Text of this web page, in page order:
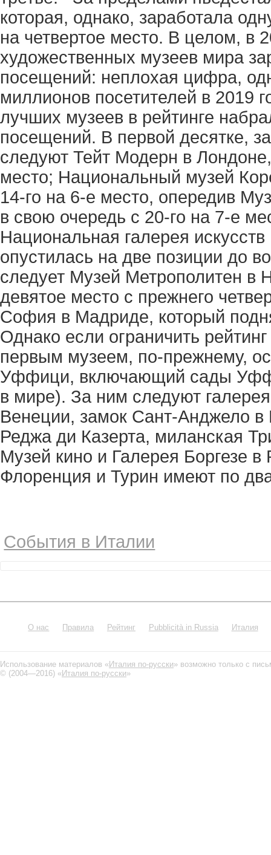
которая, однако, заработала
на четвертое место. В целом, в
художественных музеев мира
посещений: неплохая цифра,
миллионов посетителей в 2019
лучших музеев в рейтинге
посещений. В первой десятке,
следуют Тейт Модерн в
место; Национальный музей
14-го на 6-е место, опередив
в свою очередь с 20-го на 7-е
Национальная галерея
опустилась на две позиции до
следует Музей Метрополитен в
девятое место с прежнего
София в Мадриде, который
Однако если ограничить
первым музеем, по-прежнему,
Уффици, включающий сады
в мире). За ним следуют
Венеции, замок Сант-Анджело в
Реджа ди Казерта, миланская
Музей кино и Галерея Боргезе
Флоренция и Турин имеют по
События в Италии
О нас Правила Рейтинг Pubblicità in Russia Италия
Использование материалов «Италия по-русски» возможно только с
© (2004—2016) «Италия по-русски»